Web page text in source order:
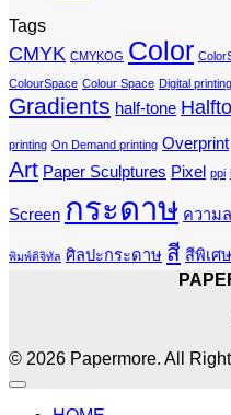
Tags
CMYK CMYKOG Color
ColourSpace Colour Space Digital printing
Gradients half-tone
printing On Demand printing Overprint
Art Paper Sculptures Pixel ppi
Screen กระดาษ ความ
พิมพ์ดิจิทัล ศิลปะกระดาษ สี สีพิเศษ
© 2026 Papermore. All